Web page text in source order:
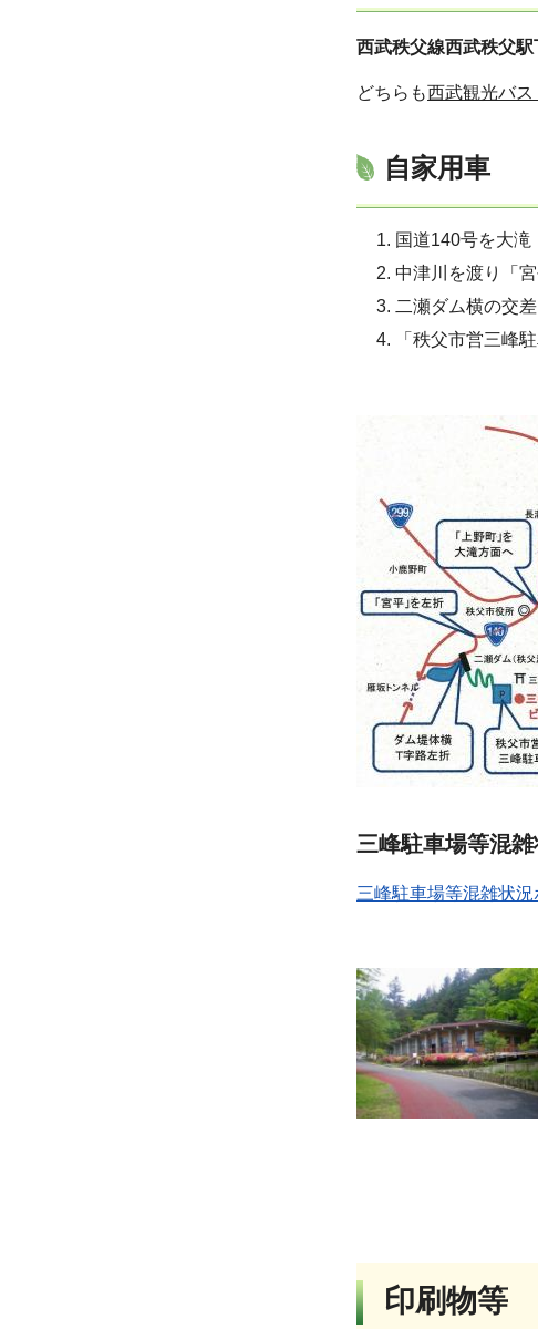
西武秩父線西武秩父駅
どちらも西武観光バ
自家用車
国道140号を大滝
中津川を渡り「
二瀬ダム横の交
「秩父市営三峰
三峰駐車場等混雑
三峰駐車場等混雑状
印刷物等